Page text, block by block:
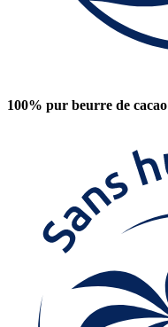
100% pur beurre de cacao